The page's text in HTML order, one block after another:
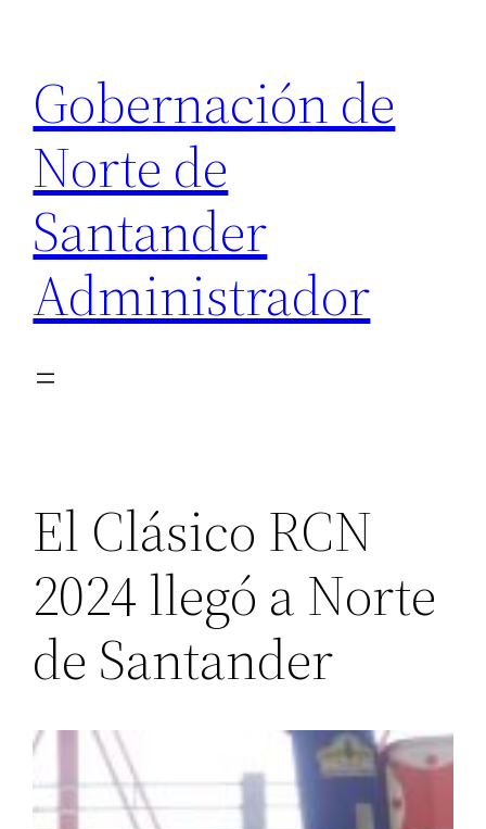
contenido
Gobernación de
Norte de
Santander
Administrador
El Clásico RCN
2024 llegó a Norte
de Santander